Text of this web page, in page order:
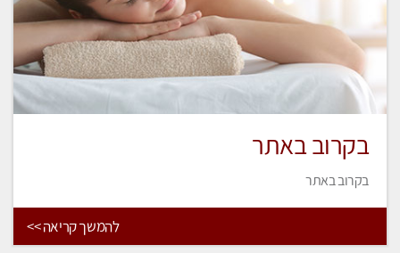
בקרוב באתר
בקרוב באתר
להמשך קריאה >>